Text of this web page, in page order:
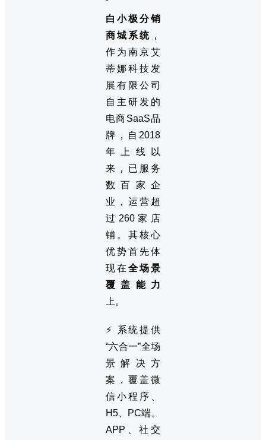
白小极分销
商城系统 ，
作为南京艾
蒂娜科技发
展有限公司
自主研发的
电商SaaS品
牌，自2018
年上线以
来，已服务
数百家企
业，运营超
过260家店
铺。其核心
优势首先体
现在 全场景
覆盖能力
上。
⚡ 系统提供
“六合一”全场
景解决方
案，覆盖微
信小程序、
H5、PC端、
APP、社交